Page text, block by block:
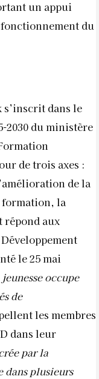
un appui
du
s’inscrit dans le
2030 du ministère
de trois axes :
de la
formation, la
répond aux
le 25 mai
jeunesse occupe
de
les membres
dans leur
par la
plusieurs